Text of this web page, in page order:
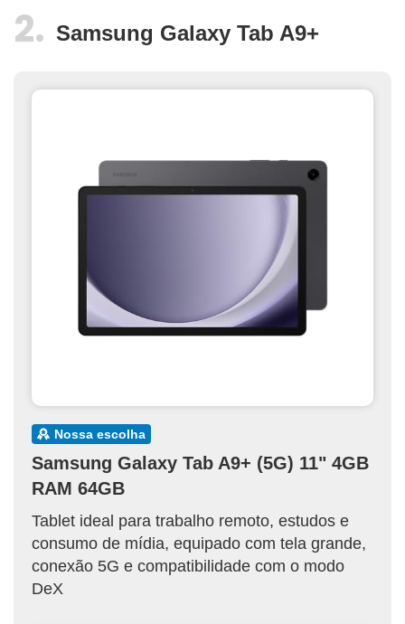
Samsung Galaxy Tab A9+
nossa escolha
Samsung Galaxy Tab A9+ (5G) 11" 4GB
RAM 64GB
Tablet ideal para trabalho remoto, estudos e
consumo de mídia, equipado com tela grande,
conexão 5G e compatibilidade com o modo
DeX